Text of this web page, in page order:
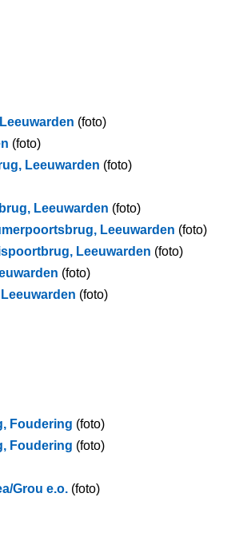
(foto)
(foto)
Leeuwarden (foto)
Leeuwarden (foto)
Leeuwarden (foto)
Leeuwarden (foto)
(foto)
(foto)
Foudering (foto)
Foudering (foto)
Grou e.o. (foto)